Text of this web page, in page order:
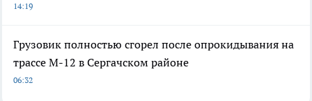
14:19
Грузовик полностью сгорел после опрокидывания на
трассе М-12 в Сергачском районе
06:32